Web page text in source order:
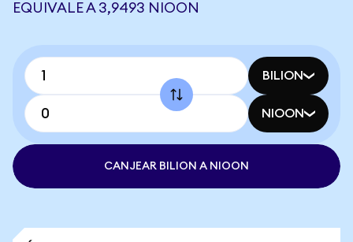
EQUIVALE A 3,9493 NIOON
BILION
NIOON
CANJEAR BILION A NIOON